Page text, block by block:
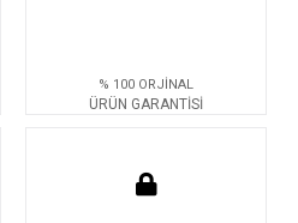
% 100 ORJİNAL
ÜRÜN GARANTİSİ